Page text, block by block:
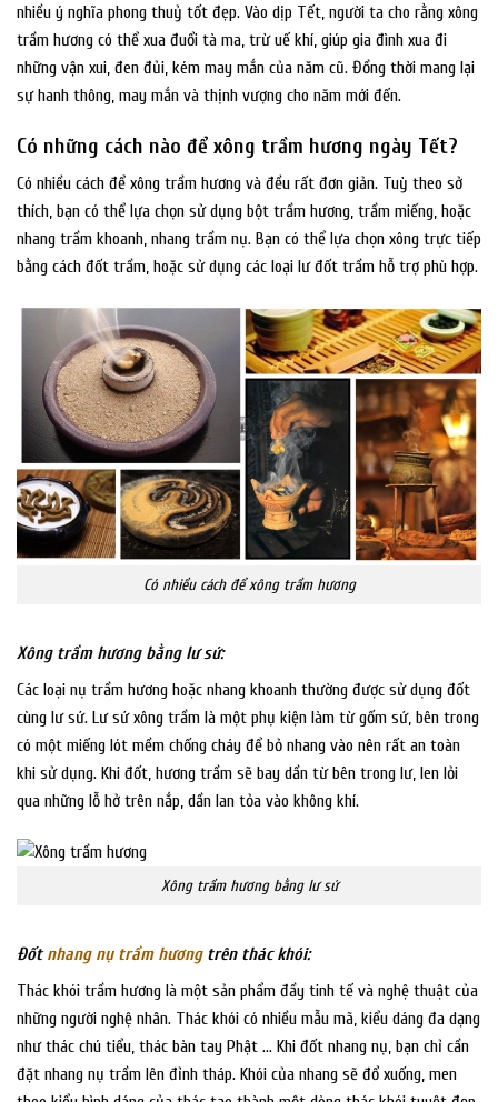
nhiều ý nghĩa phong thuỷ tốt đẹp. Vào dịp Tết, người ta cho rằng xông
trầm hương có thể xua đuổi tà ma, trừ uế khí, giúp gia đình xua đi
những vận xui, đen đủi, kém may mắn của năm cũ. Đồng thời mang lại
sự hanh thông, may mắn và thịnh vượng cho năm mới đến.
Có những cách nào để xông trầm hương ngày Tết?
Có nhiều cách để xông trầm hương và đều rất đơn giản. Tuỳ theo sở
thích, bạn có thể lựa chọn sử dụng bột trầm hương, trầm miếng, hoặc
nhang trầm khoanh, nhang trầm nụ. Bạn có thể lựa chọn xông trực tiếp
bằng cách đốt trầm, hoặc sử dụng các loại lư đốt trầm hỗ trợ phù hợp.
Có nhiều cách để xông trầm hương
Xông trầm hương bằng lư sứ:
Các loại nụ trầm hương hoặc nhang khoanh thường được sử dụng đốt
cùng lư sứ. Lư sứ xông trầm là một phụ kiện làm từ gốm sứ, bên trong
có một miếng lót mềm chống cháy để bỏ nhang vào nên rất an toàn
khi sử dụng. Khi đốt, hương trầm sẽ bay dần từ bên trong lư, len lỏi
qua những lỗ hở trên nắp, dần lan tỏa vào không khí.
Xông trầm hương bằng lư sứ
Đốtnhang nụ trầm hươngtrên thác khói:
Thác khói trầm hương là một sản phẩm đầy tinh tế và nghệ thuật của
những người nghệ nhân. Thác khói có nhiều mẫu mã, kiểu dáng đa dạng
như thác chú tiểu, thác bàn tay Phật … Khi đốt nhang nụ, bạn chỉ cần
đặt nhang nụ trầm lên đỉnh tháp. Khói của nhang sẽ đổ xuống, men